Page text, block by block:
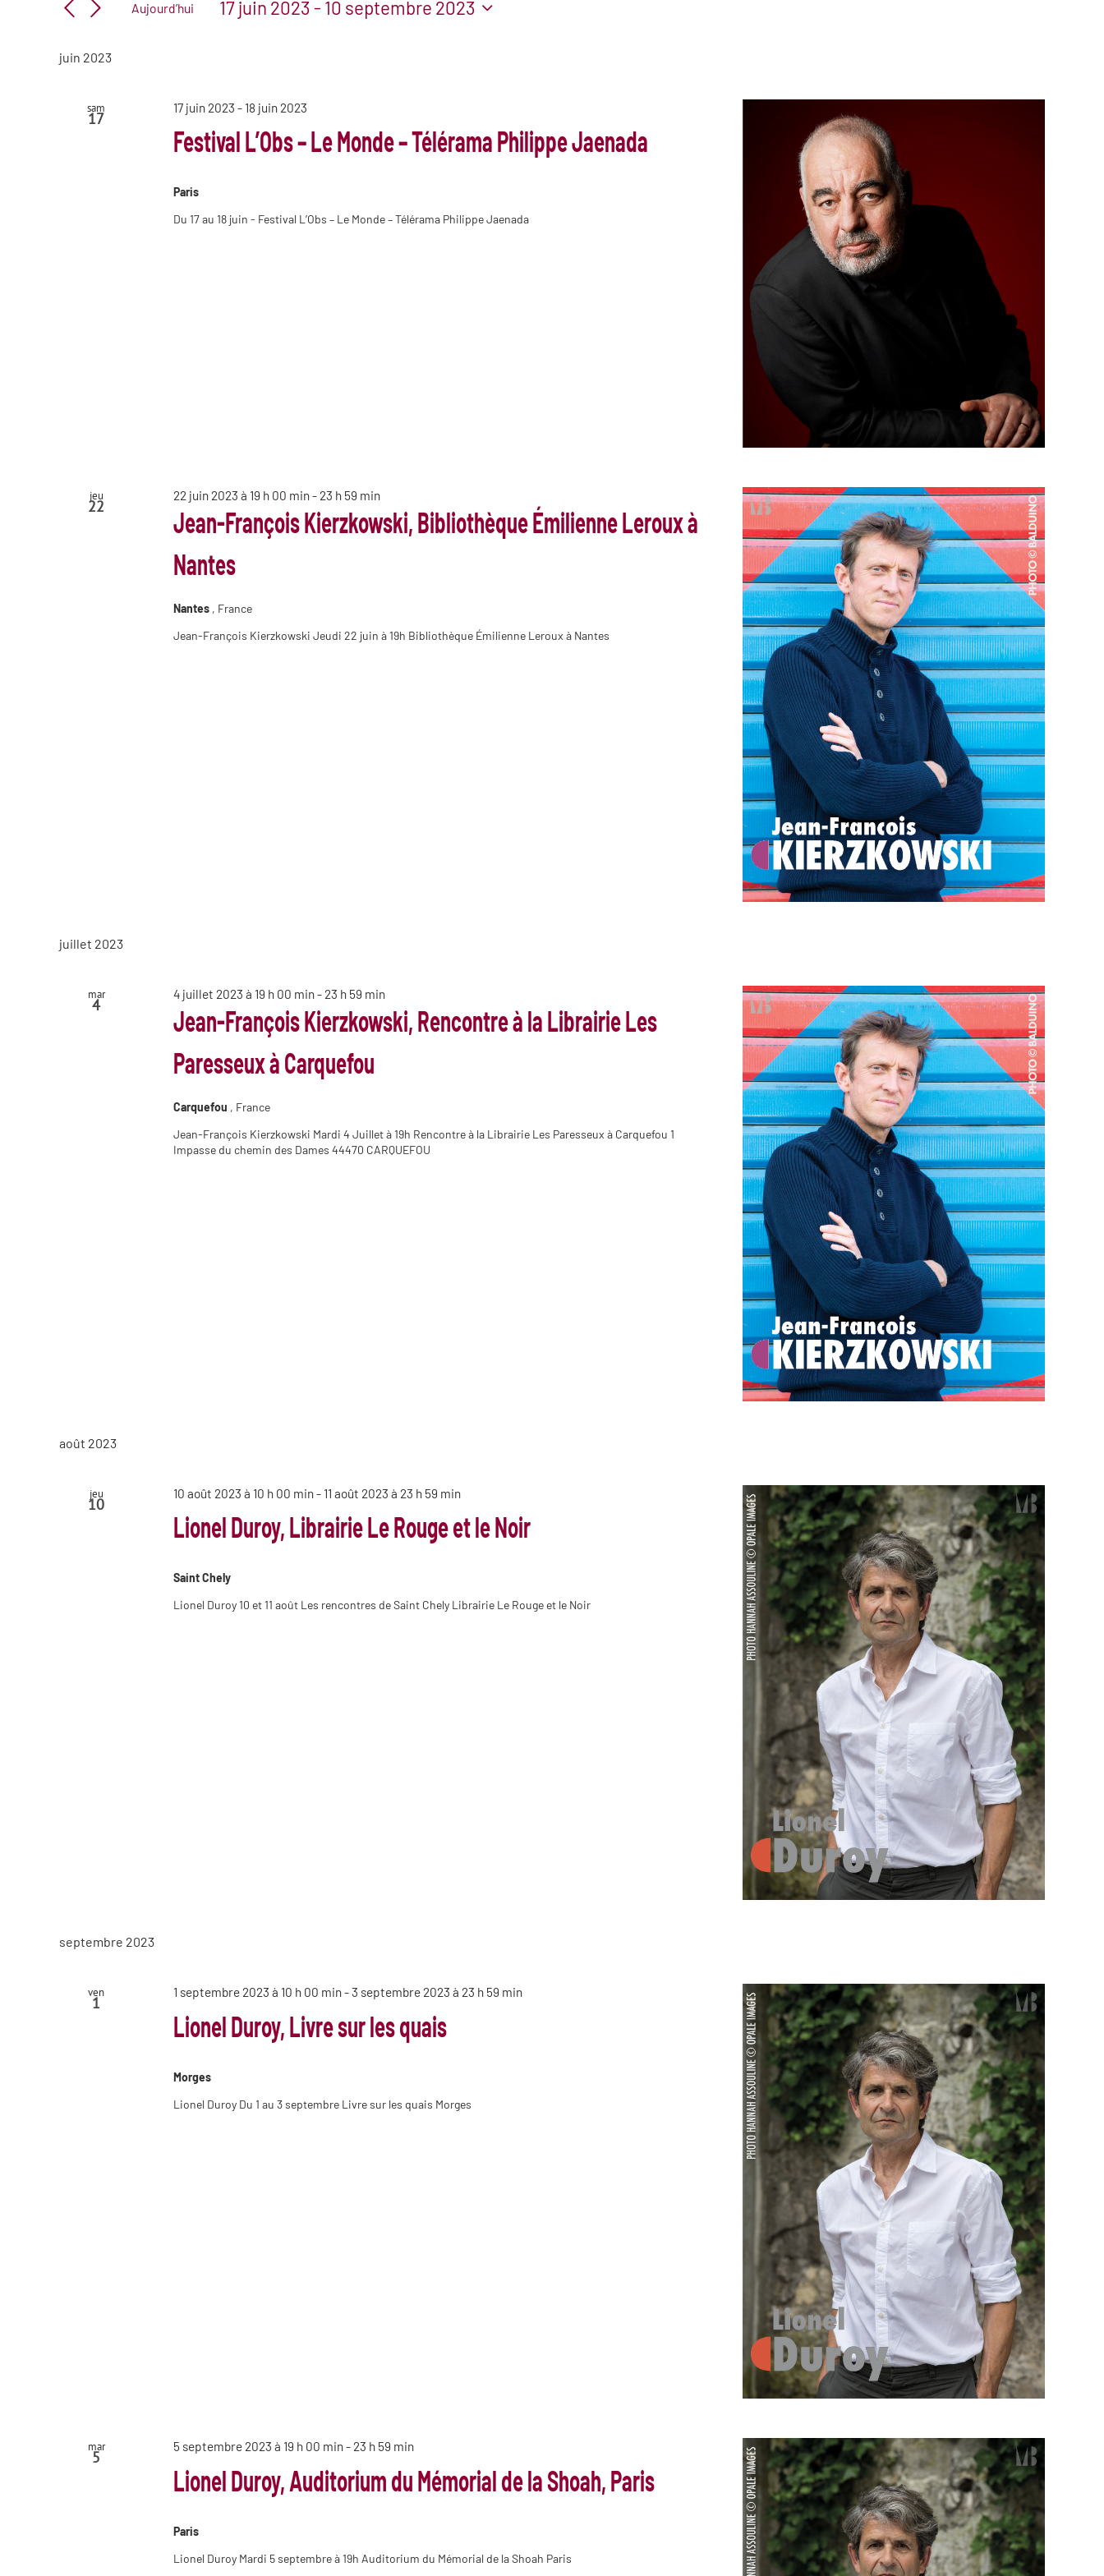
vues
Évènements
clé.
Aujourd’hui 17 juin 2023 - 10 septembre 2023
juin 2023
sam
17
Festival L’Obs – Le Monde – Télérama Philippe Jaenada
17 juin 2023 - 18 juin 2023
Paris
Du 17 au 18 juin - Festival L’Obs – Le Monde – Télérama Philippe Jaenada
jeu
22
Jean-François Kierzkowski, Bibliothèque Émilienne Leroux à
Nantes
22 juin 2023 à 19 h 00 min- 23 h 59 min
Nantes , France
Jean-François Kierzkowski Jeudi 22 juin à 19h Bibliothèque Émilienne Leroux à Nantes
juillet 2023
mar
4
Jean-François Kierzkowski, Rencontre à la Librairie Les
Paresseux à Carquefou
4 juillet 2023 à 19 h 00 min- 23 h 59 min
Carquefou , France
Jean-François Kierzkowski Mardi 4 Juillet à 19h Rencontre à la Librairie Les Paresseux à Carquefou 1
Impasse du chemin des Dames 44470 CARQUEFOU
août 2023
jeu
10
Lionel Duroy, Librairie Le Rouge et le Noir
10 août 2023 à 10 h 00 min- 11 août 2023 à 23 h 59 min
Saint Chely
Lionel Duroy 10 et 11 août Les rencontres de Saint Chely Librairie Le Rouge et le Noir
septembre 2023
ven
1
Lionel Duroy, Livre sur les quais
1 septembre 2023 à 10 h 00 min-3 septembre 2023 à 23 h 59 min
Morges
Lionel Duroy Du 1 au 3 septembre Livre sur les quais Morges
mar
5
Lionel Duroy, Auditorium du Mémorial de la Shoah, Paris
5 septembre 2023 à 19 h 00 min- 23 h 59 min
Paris
Lionel Duroy Mardi 5 septembre à 19h Auditorium du Mémorial de la Shoah Paris